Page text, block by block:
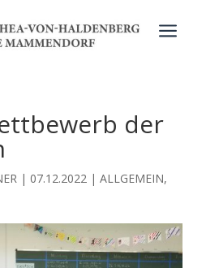
a
der
| 07.12.2022| ALLGEMEIN,